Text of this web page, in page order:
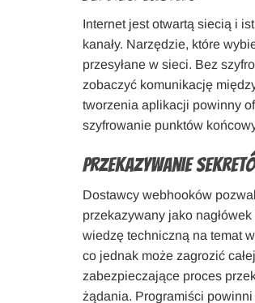
Internet jest otwartą siecią i
kanały. Narzędzie, które
przesyłane w sieci. Bez
zobaczyć komunikację
tworzenia aplikacji powinny
szyfrowanie punktów
Przekazywanie
Dostawcy webhooków
przekazywany jako
wiedzę techniczną na temat
co jednak może zagrozić
zabezpieczające proces
żądania. Programiści